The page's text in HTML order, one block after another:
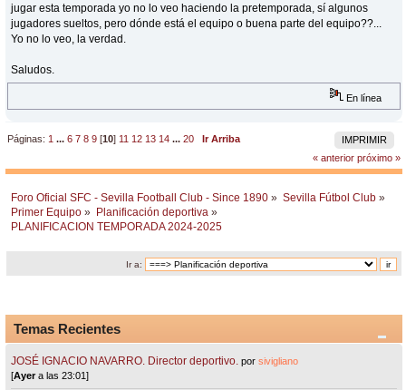
jugar esta temporada yo no lo veo haciendo la pretemporada, sí algunos
jugadores sueltos, pero dónde está el equipo o buena parte del equipo??...
Yo no lo veo, la verdad.
Saludos.
En línea
IMPRIMIR
Páginas: 1 ...6 7 8 9 [10] 11 12 13 14 ...20
Ir Arriba
« anterior próximo »
Foro Oficial SFC - Sevilla Football Club - Since 1890 » Sevilla Fútbol Club »
Primer Equipo » Planificación deportiva »
PLANIFICACION TEMPORADA 2024-2025
Ir a:
Temas Recientes
JOSÉ IGNACIO NAVARRO. Director deportivo. porsivigliano
[Ayera las 23:01]